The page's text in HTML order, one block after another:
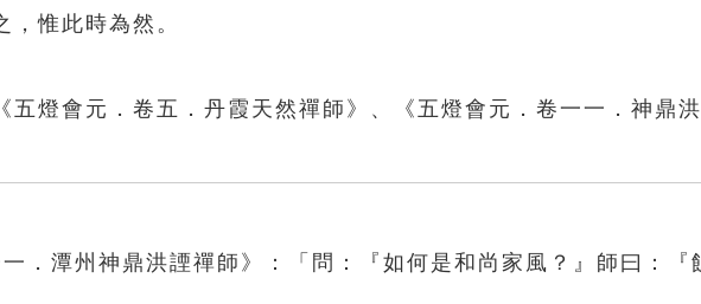
惟此時為然。
五燈會元．卷五．丹霞天然禪師》、《五燈會元．卷一一．神鼎
．潭州神鼎洪諲禪師》：「問：『如何是和尚家風？』師曰：『